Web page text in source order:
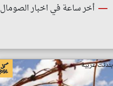
أخر ساعة في اخبار الصومال
عربية